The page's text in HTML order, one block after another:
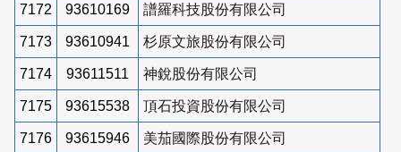
7172 93610169 譜羅科技股份有限公司
7173 93610941 杉原文旅股份有限公司
7174 93611511 神銳股份有限公司
7175 93615538 頂石投資股份有限公司
7176 93615946 美茄國際股份有限公司